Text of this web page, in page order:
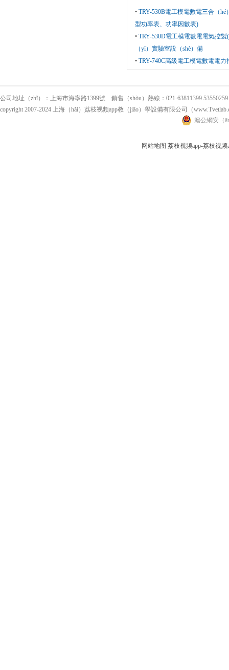
• TRY-530B電工模電數電三合（
型功率表、功率因數表)
• TRY-530D電工模電數電電氣控
（yī）實驗室設（shè）備
• TRY-740C高級電工模電數電電力
公司地址（zhǐ）：上海市海寧路1399號 銷售（shòu）熱線：021-63811399 53550259
copyright 2007-2024 上海（hǎi）荔枝视频app教（jiāo）學設備有限公司（
滬公網安（
网站地图 荔枝视频app-荔枝视